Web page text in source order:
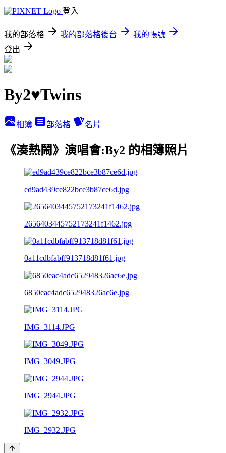
登入
我的部落格 我的部落格後台
我的帳號
登出
By2♥Twins
相簿 部落格 名片
《湊熱鬧》演唱會:By2 的相簿照片
ed9ad439ce822bce3b87ce6d.jpg
2656403445752173241f1462.jpg
0a11cdbfabff913718d81f61.jpg
6850eac4adc652948326ac6e.jpg
IMG_3114.JPG
IMG_3049.JPG
IMG_2944.JPG
IMG_2932.JPG